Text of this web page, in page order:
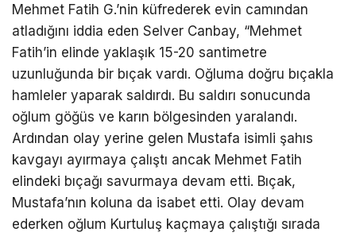
Mehmet Fatih G.’nin küfrederek evin camından
atladığını iddia eden Selver Canbay, “Mehmet
Fatih’in elinde yaklaşık 15-20 santimetre
uzunluğunda bir bıçak vardı. Oğluma doğru bıçakla
hamleler yaparak saldırdı. Bu saldırı sonucunda
oğlum göğüs ve karın bölgesinden yaralandı.
Ardından olay yerine gelen Mustafa isimli şahıs
kavgayı ayırmaya çalıştı ancak Mehmet Fatih
elindeki bıçağı savurmaya devam etti. Bıçak,
Mustafa’nın koluna da isabet etti. Olay devam
ederken oğlum Kurtuluş kaçmaya çalıştığı sırada